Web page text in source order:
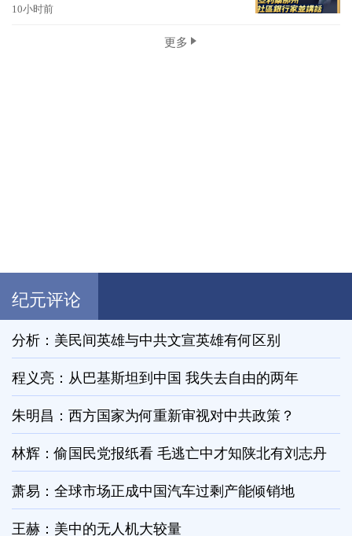
10小时前
更多
纪元评论
分析：美民间英雄与中共文宣英雄有何区别
程义亮：从巴基斯坦到中国 我失去自由的两年
朱明昌：西方国家为何重新审视对中共政策？
林辉：偷国民党报纸看 毛逃亡中才知陕北有刘志丹
萧易：全球市场正成中国汽车过剩产能倾销地
王赫：美中的无人机大较量